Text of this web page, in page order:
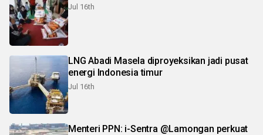
Jul 16th
LNG Abadi Masela diproyeksikan jadi pusat
energi Indonesia timur
Jul 16th
Menteri PPN: i-Sentra @Lamongan perkuat